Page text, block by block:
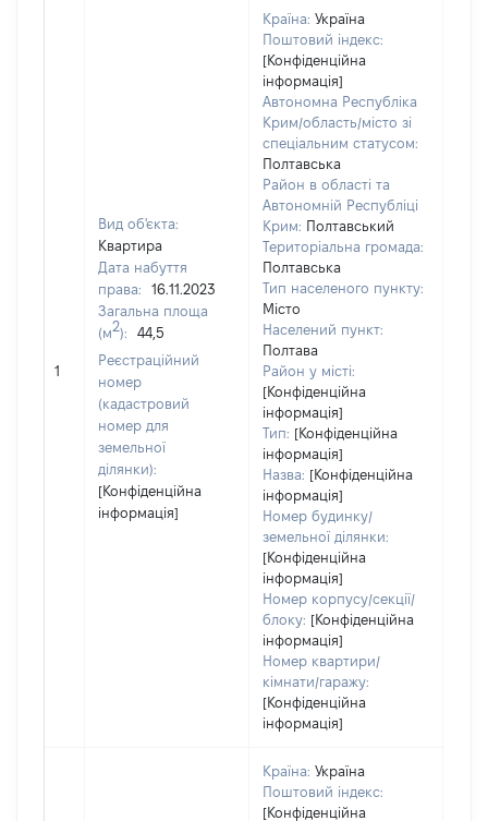
1
Вид об'єкта:
Квартира
Дата набуття
права:
16.11.2023
Загальна площа
(м2):
44,5
Реєстраційний
номер
(кадастровий
номер для
земельної
ділянки):
[Конфіденційна
інформація]
Країна: Україна
Поштовий індекс:
[Конфіденційна
інформація]
Автономна Республіка
Крим/область/місто зі
спеціальним статусом:
Полтавська
Район в області та
Автономній Республіці
Крим: Полтавський
Територіальна громада:
Полтавська
Тип населеного пункту:
Місто
Населений пункт:
Полтава
Район у місті:
[Конфіденційна
інформація]
Тип: [Конфіденційна
інформація]
Назва: [Конфіденційна
інформація]
Номер будинку/
земельної ділянки:
[Конфіденційна
інформація]
Номер корпусу/секції/
блоку: [Конфіденційна
інформація]
Номер квартири/
кімнати/гаражу:
[Конфіденційна
інформація]
Країна: Україна
Поштовий індекс:
[Конфіденційна